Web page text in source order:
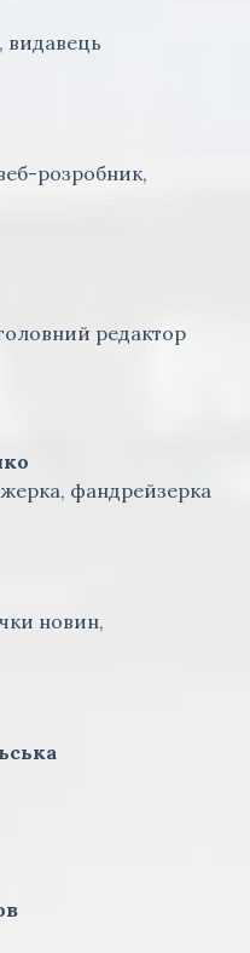
видавець
розробник,
редактор
фандрейзерка
новин,